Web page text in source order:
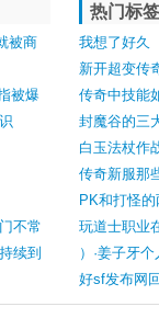
被商
被爆
不常
续到
热门标
我想了好久
新开超变传
低调且华丽
传奇中技能
封魔谷的三
白玉法杖作
传奇新服那
自小怪
PK和打怪
玩道士职业
）·姜子牙
好sf发布网
之（二）